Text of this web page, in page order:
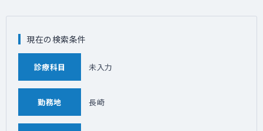
現在の検索条件
診療科目 未入力
勤務地 長崎